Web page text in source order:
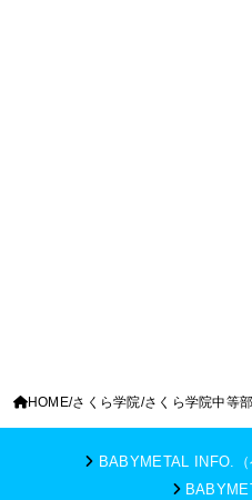
HOME さくら学院 さくら学院中等
BABYMETAL INFO.（